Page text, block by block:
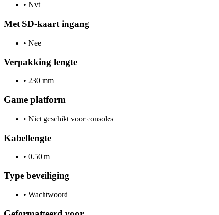
• Nvt
Met SD-kaart ingang
• Nee
Verpakking lengte
• 230 mm
Game platform
• Niet geschikt voor consoles
Kabellengte
• 0.50 m
Type beveiliging
• Wachtwoord